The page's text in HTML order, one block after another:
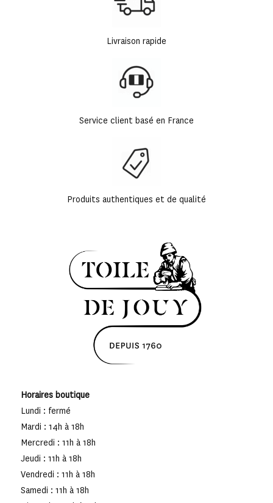
Livraison rapide
Service client basé en France
Produits authentiques et de qualité
Horaires boutique
Lundi : fermé
Mardi : 14h à 18h
Mercredi : 11h à 18h
Jeudi : 11h à 18h
Vendredi : 11h à 18h
Samedi : 11h à 18h